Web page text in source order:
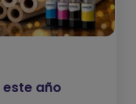
año